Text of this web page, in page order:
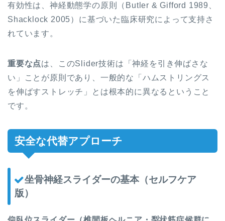
有効性は、神経動態学の原則（Butler & Gifford 1989、
Shacklock 2005）に基づいた臨床研究によって支持さ
れています。
重要な点は、このSlider技術は「神経を引き伸ばさな
い」ことが原則であり、一般的な「ハムストリングス
を伸ばすストレッチ」とは根本的に異なるということ
です。
安全な代替アプローチ
坐骨神経スライダーの基本（セルフケア
版）